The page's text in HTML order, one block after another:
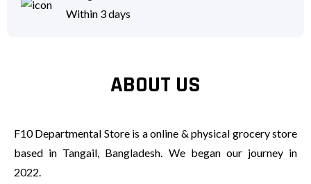
Within 3 days
ABOUT US
F10 Departmental Store is a online & physical grocery store
based in Tangail, Bangladesh. We began our journey in
2022.